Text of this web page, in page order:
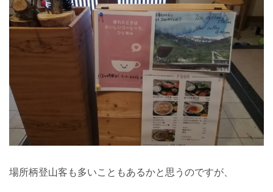
場所柄登山客も多いこともあるかと思うのですが、